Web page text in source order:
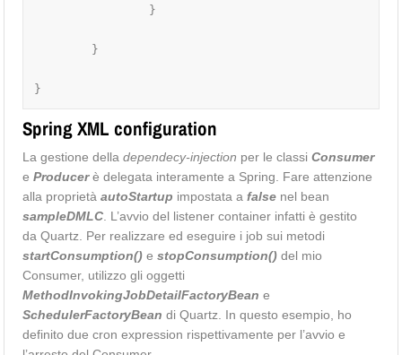
Spring XML configuration
La gestione delladependecy-injection per le classiConsumer
eProducerè delegata interamente a Spring. Fare attenzione
alla proprietàautoStartup impostata afalse nel bean
sampleDMLC L’avvio del listener container infatti è gestito
da Quartz. Per realizzare ed eseguire i job sui metodi
startConsumption() e stopConsumption() del mio
Consumer, utilizzo gli oggetti
MethodInvokingJobDetailFactoryBean e
SchedulerFactoryBean di Quartz. In questo esempio, ho
definito due cron expression rispettivamente per l’avvio e